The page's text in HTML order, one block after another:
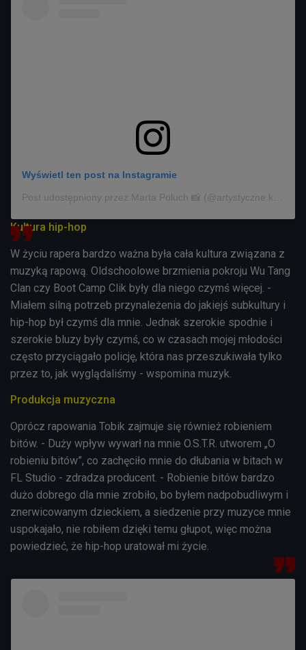
Wyświetl ten post na Instagramie
Kultura hip-hop
W życiu rapera bardzo ważna była cała kultura związana z
muzyką rapową. Oldschoolowe brzmienia pokroju Wu Tang
Clan czy Boot Camp Clik były dla niego czymś więcej. -
Miałem silną potrzeb przynależenia do jakiejś subkultury i
hip-hop był czymś dla mnie. Jednak szerokie spodnie i
szerokie bluzy były czymś, co w czasach mojej młodości
często przyciągało policję, która nas przeszukiwała tylko
przez to, jak wyglądaliśmy - wspomina muzyk.
Produkcja muzyczna
Oprócz rapowania Tobik zajmuje się również robieniem
bitów. - Duży wpływ wywarł na mnie O.S.T.R. utworem „O
robieniu bitów”, co zachęciło mnie do dłubania w bitach w
FL Studio - zdradza producent. - Robienie bitów bardzo
dużo dobrego dla mnie zrobiło, bo byłem nadpobudliwym i
znerwicowanym dzieckiem, a siedzenie przy muzyce mnie
uspokajało, nie robiłem dzięki temu głupot, więc można
powiedzieć, że hip-hop uratował mi życie.